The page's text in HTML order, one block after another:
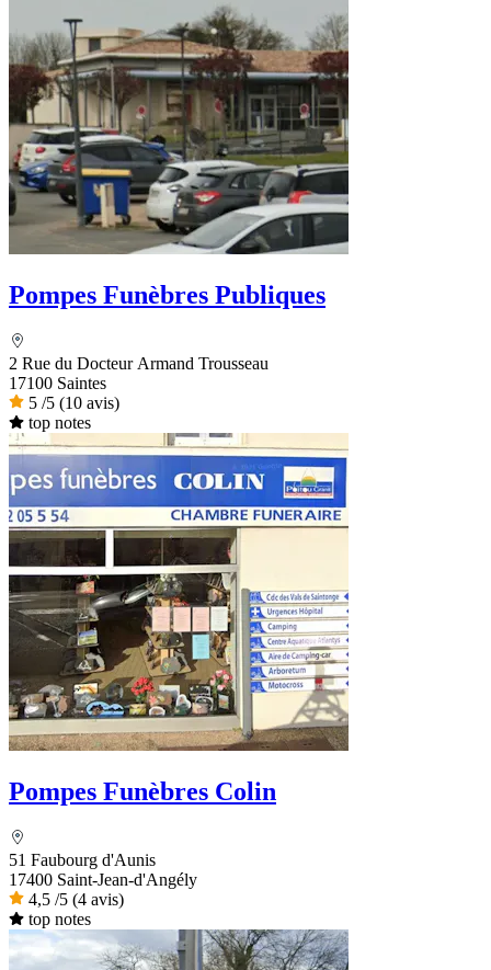
Pompes Funèbres Publiques
2 Rue du Docteur Armand Trousseau
17100 Saintes
5 /5 (10 avis)
top notes
Pompes Funèbres Colin
51 Faubourg d'Aunis
17400 Saint-Jean-d'Angély
4,5 /5 (4 avis)
top notes